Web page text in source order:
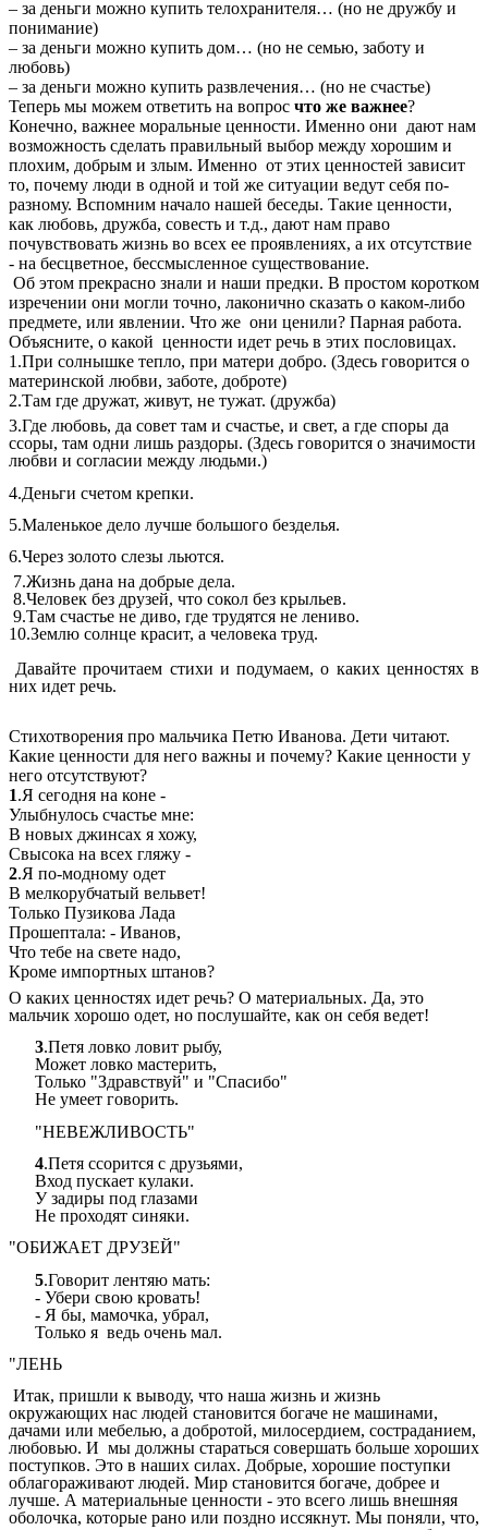
– за деньги можно купить телохранителя… (но не дружбу и
понимание)
– за деньги можно купить дом… (но не семью, заботу и
любовь)
– за деньги можно купить развлечения… (но не счастье)
Теперь мы можем ответить на вопрос что же важнее?
Конечно, важнее моральные ценности. Именно они дают нам
возможность сделать правильный выбор между хорошим и
плохим, добрым и злым. Именно от этих ценностей зависит
то, почему люди в одной и той же ситуации ведут себя по-
разному. Вспомним начало нашей беседы. Такие ценности,
как любовь, дружба, совесть и т.д., дают нам право
почувствовать жизнь во всех ее проявлениях, а их отсутствие
- на бесцветное, бессмысленное существование.
Об этом прекрасно знали и наши предки. В простом коротком
изречении они могли точно, лаконично сказать о каком-либо
предмете, или явлении. Что же они ценили? Парная работа.
Объясните, о какой ценности идет речь в этих пословицах.
1.При солнышке тепло, при матери добро. (Здесь говорится о
материнской любви, заботе, доброте)
2.Там где дружат, живут, не тужат. (дружба)
3.Где любовь, да совет там и счастье, и свет, а где споры да
ссоры, там одни лишь раздоры. (Здесь говорится о значимости
любви и согласии между людьми.)
4.Деньги счетом крепки.
5.Маленькое дело лучше большого безделья.
6.Через золото слезы льются.
7.Жизнь дана на добрые дела.
8.Человек без друзей, что сокол без крыльев.
9.Там счастье не диво, где трудятся не лениво.
10.Землю солнце красит, а человека труд.
Давайте прочитаем стихи и подумаем, о каких ценностях в
них идет речь.
Стихотворения про мальчика Петю Иванова. Дети читают.
Какие ценности для него важны и почему? Какие ценности у
него отсутствуют?
1.Я сегодня на коне -
Улыбнулось счастье мне:
В новых джинсах я хожу,
Свысока на всех гляжу -
2.Я по-модному одет
В мелкорубчатый вельвет!
Только Пузикова Лада
Прошептала: - Иванов,
Что тебе на свете надо,
Кроме импортных штанов?
О каких ценностях идет речь? О материальных. Да, это
мальчик хорошо одет, но послушайте, как он себя ведет!
3.Петя ловко ловит рыбу,
Может ловко мастерить,
Только "Здравствуй" и "Спасибо"
Не умеет говорить.
"НЕВЕЖЛИВОСТЬ"
4.Петя ссорится с друзьями,
Вход пускает кулаки.
У задиры под глазами
Не проходят синяки.
"ОБИЖАЕТ ДРУЗЕЙ"
5.Говорит лентяю мать:
- Убери свою кровать!
- Я бы, мамочка, убрал,
Только я ведь очень мал.
"ЛЕНЬ
Итак, пришли к выводу, что наша жизнь и жизнь
окружающих нас людей становится богаче не машинами,
дачами или мебелью, а добротой, милосердием, состраданием,
любовью. И мы должны стараться совершать больше хороших
поступков. Это в наших силах. Добрые, хорошие поступки
облагораживают людей. Мир становится богаче, добрее и
лучше. А материальные ценности - это всего лишь внешняя
оболочка, которые рано или поздно иссякнут. Мы поняли, что,